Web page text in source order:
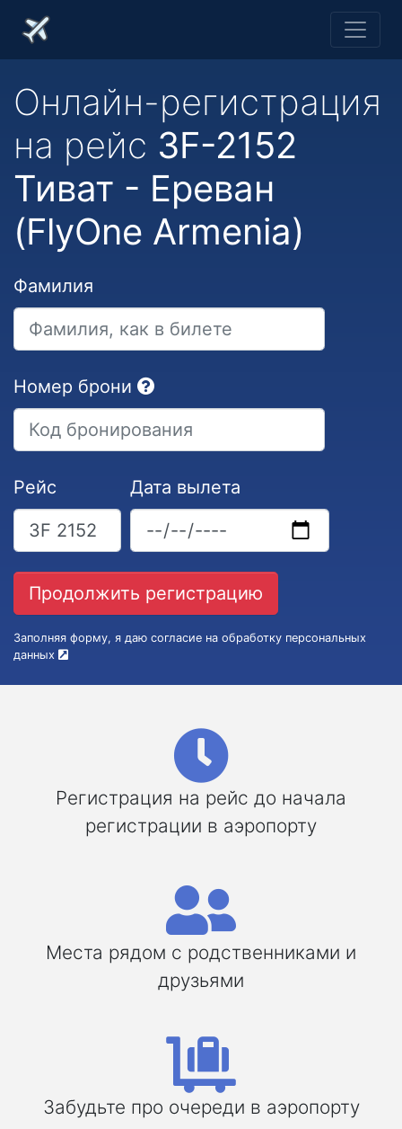
Онлайн-регистрация
на рейс 3F-2152
Тиват - Ереван
(FlyOne Armenia)
Фамилия
Номер брони
Рейс Дата вылета
Заполняя форму, я даю согласие на обработку персональных
данных
Регистрация на рейс до начала
регистрации в аэропорту
Места рядом с родственниками и
друзьями
Забудьте про очереди в аэропорту